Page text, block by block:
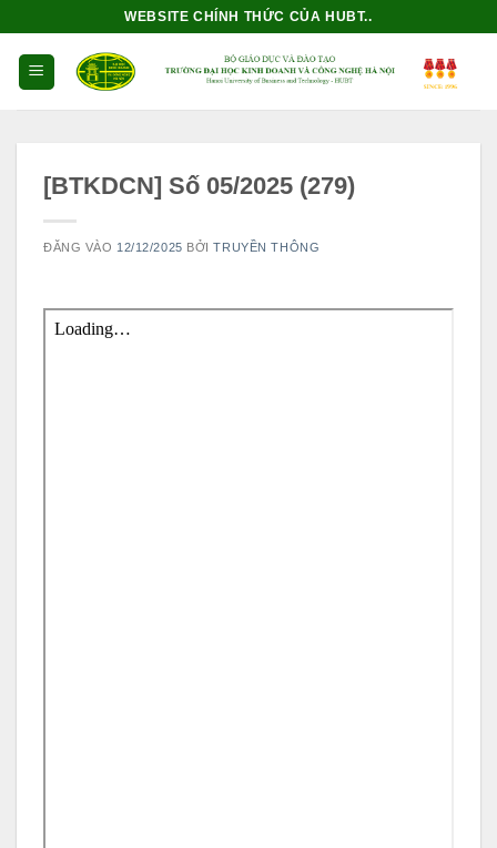
dung
WEBSITE CHÍNH THỨC CỦA HUBT..
[BTKDCN] Số 05/2025 (279)
ĐĂNG VÀO 12/12/2025 BỞITRUYỀN THÔNG